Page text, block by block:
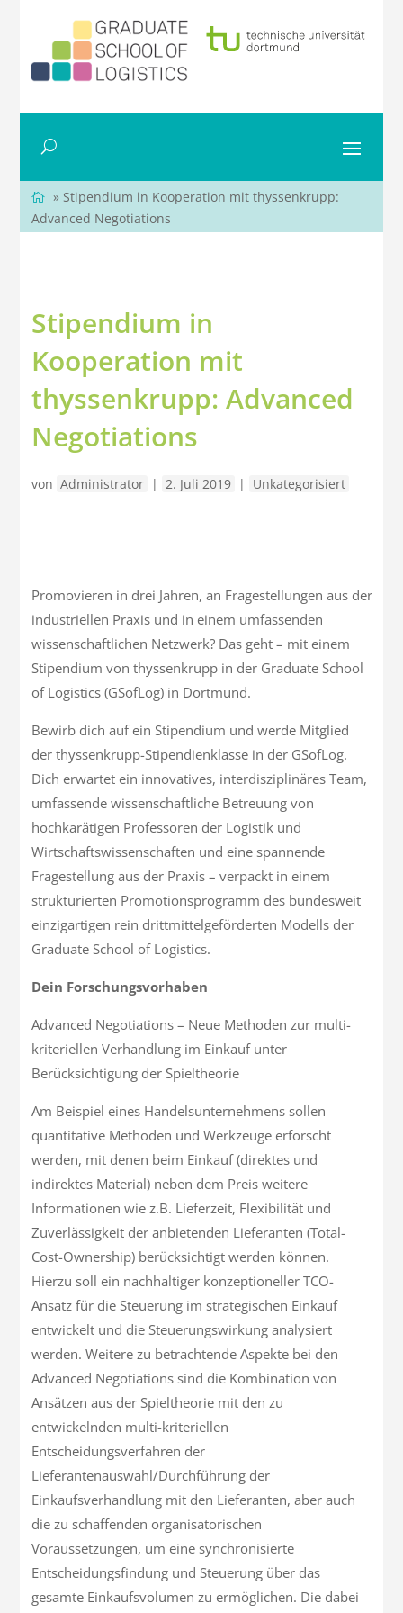
» Stipendium in Kooperation mit thyssenkrupp:
Advanced Negotiations
Stipendium in
Kooperation mit
thyssenkrupp: Advanced
Negotiations
von Administrator | 2. Juli 2019 | Unkategorisiert
Promovieren in drei Jahren, an Fragestellungen aus der
industriellen Praxis und in einem umfassenden
wissenschaftlichen Netzwerk? Das geht – mit einem
Stipendium von thyssenkrupp in der Graduate School
of Logistics (GSofLog) in Dortmund.
Bewirb dich auf ein Stipendium und werde Mitglied
der thyssenkrupp-Stipendienklasse in der GSofLog.
Dich erwartet ein innovatives, interdisziplinäres Team,
umfassende wissenschaftliche Betreuung von
hochkarätigen Professoren der Logistik und
Wirtschaftswissenschaften und eine spannende
Fragestellung aus der Praxis – verpackt in einem
strukturierten Promotionsprogramm des bundesweit
einzigartigen rein drittmittelgeförderten Modells der
Graduate School of Logistics.
Dein Forschungsvorhaben
Advanced Negotiations – Neue Methoden zur multi-
kriteriellen Verhandlung im Einkauf unter
Berücksichtigung der Spieltheorie
Am Beispiel eines Handelsunternehmens sollen
quantitative Methoden und Werkzeuge erforscht
werden, mit denen beim Einkauf (direktes und
indirektes Material) neben dem Preis weitere
Informationen wie z.B. Lieferzeit, Flexibilität und
Zuverlässigkeit der anbietenden Lieferanten (Total-
Cost-Ownership) berücksichtigt werden können.
Hierzu soll ein nachhaltiger konzeptioneller TCO-
Ansatz für die Steuerung im strategischen Einkauf
entwickelt und die Steuerungswirkung analysiert
werden. Weitere zu betrachtende Aspekte bei den
Advanced Negotiations sind die Kombination von
Ansätzen aus der Spieltheorie mit den zu
entwickelnden multi-kriteriellen
Entscheidungsverfahren der
Lieferantenauswahl/Durchführung der
Einkaufsverhandlung mit den Lieferanten, aber auch
die zu schaffenden organisatorischen
Voraussetzungen, um eine synchronisierte
Entscheidungsfindung und Steuerung über das
gesamte Einkaufsvolumen zu ermöglichen. Die dabei